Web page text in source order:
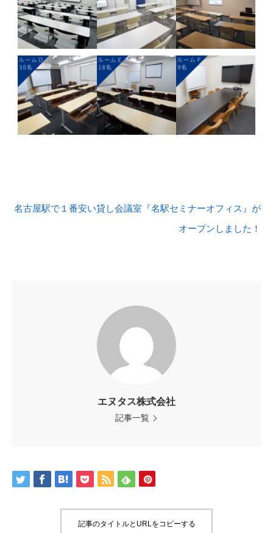
名古屋駅で１番安い貸し会議室『名駅セミナーオフィス』が
オープンしました！
エヌタス株式会社
記事一覧
記事のタイトルとURLをコピーする